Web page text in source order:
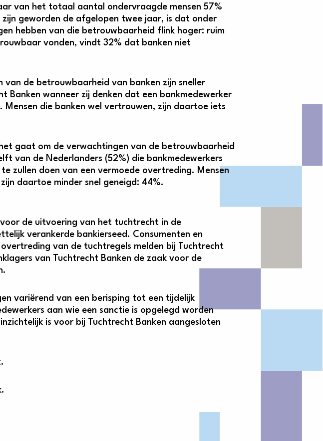
van het totaal aantal ondervraagde mensen 57%
geworden de afgelopen twee jaar, is dat onder
hebben van die betrouwbaarheid flink hoger: ruim
vonden, vindt 32% dat banken niet
van de betrouwbaarheid van banken zijn sneller
Banken wanneer zij denken dat een bankmedewerker
die banken wel vertrouwen, zijn daartoe iets
gaat om de verwachtingen van de betrouwbaarheid
van de Nederlanders (52%) die bankmedewerkers
zullen doen van een vermoede overtreding. Mensen
daartoe minder snel geneigd: 44%.
de uitvoering van het tuchtrecht in de
verankerde bankierseed. Consumenten en
van de tuchtregels melden bij Tuchtrecht
van Tuchtrecht Banken de zaak voor de
variërend van een berisping tot een tijdelijk
aan wie een sanctie is opgelegd worden
is voor bij Tuchtrecht Banken aangesloten